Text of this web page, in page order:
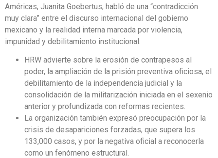
Américas, Juanita Goebertus, habló de una “contradicción
muy clara” entre el discurso internacional del gobierno
mexicano y la realidad interna marcada por violencia,
impunidad y debilitamiento institucional.
HRW advierte sobre la erosión de contrapesos al
poder, la ampliación de la prisión preventiva oficiosa, el
debilitamiento de la independencia judicial y la
consolidación de la militarización iniciada en el sexenio
anterior y profundizada con reformas recientes.
La organización también expresó preocupación por la
crisis de desapariciones forzadas, que supera los
133,000 casos, y por la negativa oficial a reconocerla
como un fenómeno estructural.